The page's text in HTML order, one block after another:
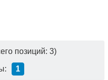
позиций: 3)
1